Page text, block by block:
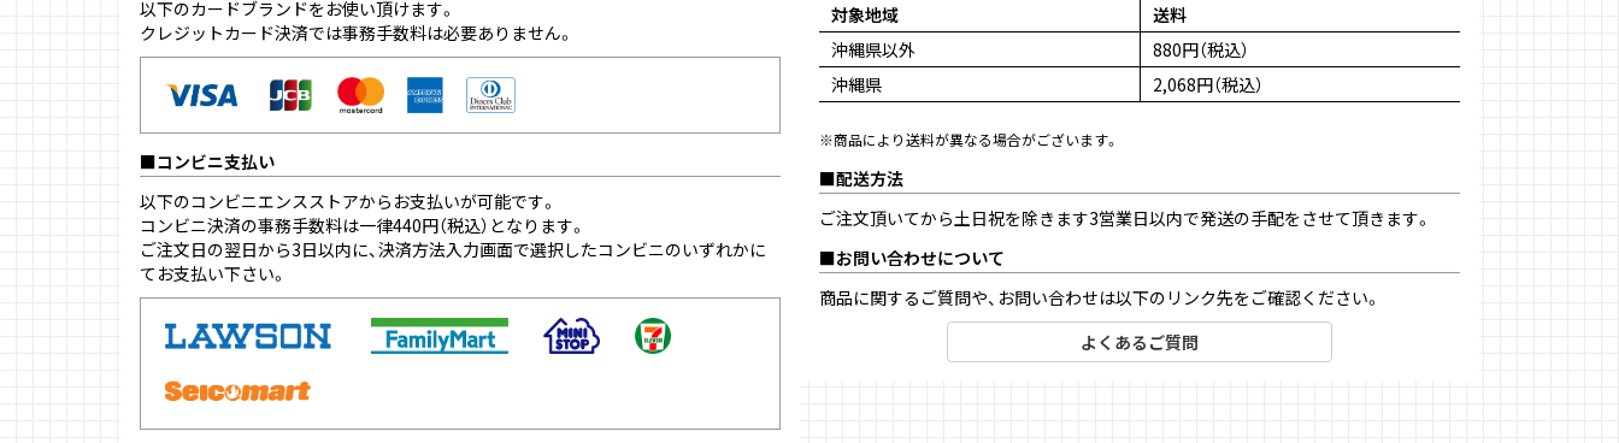
以下のカードブランドをお使い頂けます。
クレジットカード決済では事務手数料は必要ありません。
コンビニ支払い
以下のコンビニエンスストアからお支払いが可能です。
コンビニ決済の事務手数料は一律440円（税込）となります。
ご注文日の翌日から3日以内に、決済方法入力画面で選択したコンビニのいずれかに
てお支払い下さい。
対象地域
送料
沖縄県以外
880円（税込）
沖縄県
2,068円（税込）
※商品により送料が異なる場合がございます。
配送方法
ご注文頂いてから土日祝を除きます3営業日以内で発送の手配をさせて頂きます。
お問い合わせについて
商品に関するご質問や、お問い合わせは以下のリンク先をご確認ください。
よくあるご質問